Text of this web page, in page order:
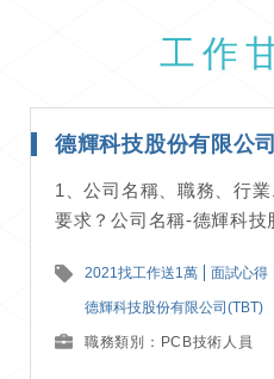
工作
1、公司名稱、職務、行
要求？公司名稱-德輝科
2021找工作送1萬 面試心得
德輝科技股份有限公司(TBT)
職務類別：PCB技術人員